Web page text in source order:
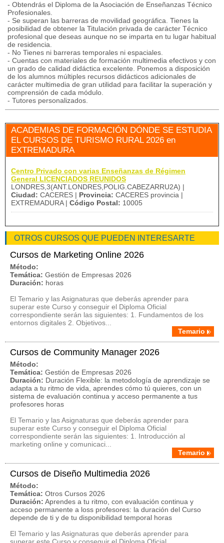
- Obtendrás el Diploma de la Asociación de Enseñanzas Técnico
Profesionales.
- Se superan las barreras de movilidad geográfica. Tienes la
posibilidad de obtener la Titulación privada de carácter Técnico
profesional que deseas aunque no se imparta en tu lugar habitual
de residencia.
- No Tienes ni barreras temporales ni espaciales.
- Cuentas con materiales de formación multimedia efectivos y con
un grado de calidad didáctica excelente. Ponemos a disposición
de los alumnos múltiples recursos didácticos adicionales de
carácter multimedia de gran utilidad para facilitar la superación y
comprensión de cada módulo.
- Tutores personalizados.
ACADEMIAS DE FORMACIÓN DÓNDE SE ESTUDIA
EL CURSOS DE TURISMO RURAL 2026 en
EXTREMADURA
Centro Privado con varias Enseñanzas de Régimen
General LICENCIADOS REUNIDOS
LONDRES,3(ANT.LONDRES,POLIG.CABEZARRU2A) |
Ciudad: CACERES | Provincia: CACERES provincia |
EXTREMADURA | Código Postal: 10005
OTROS CURSOS QUE PUEDEN INTERESARTE
Cursos de Marketing Online 2026
Método:
Temática: Gestión de Empresas 2026
Duración: horas
El Temario y las Asignaturas que deberás aprender para
superar este Curso y conseguir el Diploma Oficial
correspondiente serán las siguientes: 1. Fundamentos de los
entornos digitales 2. Objetivos...
Temario
Cursos de Community Manager 2026
Método:
Temática: Gestión de Empresas 2026
Duración: Duración Flexible: la metodología de aprendizaje se
adapta a tu ritmo de vida, aprendes cómo tú quieres, con un
sistema de evaluación continua y acceso permanente a tus
profesores horas
El Temario y las Asignaturas que deberás aprender para
superar este Curso y conseguir el Diploma Oficial
correspondiente serán las siguientes: 1. Introducción al
marketing online y comunicaci...
Temario
Cursos de Diseño Multimedia 2026
Método:
Temática: Otros Cursos 2026
Duración: Aprendes a tu ritmo, con evaluación continua y
acceso permanente a loss profesores: la duración del Curso
depende de ti y de tu disponibilidad temporal horas
El Temario y las Asignaturas que deberás aprender para